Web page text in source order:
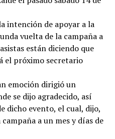
intención de apoyar a la
vuelta de la campaña a
están diciendo que
el próximo secretario
emoción dirigió un
se dijo agradecido, así
dicho evento, el cual, dijo,
a un mes y días de